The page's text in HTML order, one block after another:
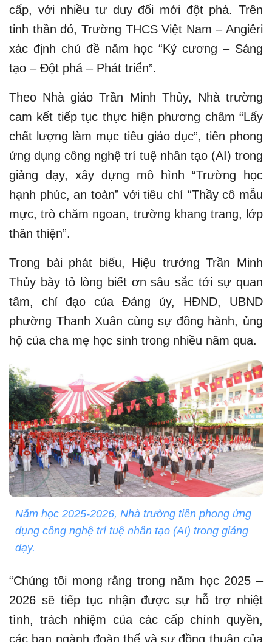
cấp, với nhiều tư duy đổi mới đột phá. Trên
tinh thần đó, Trường THCS Việt Nam – Angiêri
xác định chủ đề năm học “Kỷ cương – Sáng
tạo – Đột phá – Phát triển”.
Theo Nhà giáo Trần Minh Thủy, Nhà trường
cam kết tiếp tục thực hiện phương châm “Lấy
chất lượng làm mục tiêu giáo dục”, tiên phong
ứng dụng công nghệ trí tuệ nhân tạo (AI) trong
giảng dạy, xây dựng mô hình “Trường học
hạnh phúc, an toàn” với tiêu chí “Thầy cô mẫu
mực, trò chăm ngoan, trường khang trang, lớp
thân thiện”.
Trong bài phát biểu, Hiệu trưởng Trần Minh
Thủy bày tỏ lòng biết ơn sâu sắc tới sự quan
tâm, chỉ đạo của Đảng ủy, HĐND, UBND
phường Thanh Xuân cùng sự đồng hành, ủng
hộ của cha mẹ học sinh trong nhiều năm qua.
Năm học 2025-2026, Nhà trường tiên phong ứng
dụng công nghệ trí tuệ nhân tạo (AI) trong giảng
dạy.
“Chúng tôi mong rằng trong năm học 2025 –
2026 sẽ tiếp tục nhận được sự hỗ trợ nhiệt
tình, trách nhiệm của các cấp chính quyền,
các ban ngành đoàn thể và sự đồng thuận của